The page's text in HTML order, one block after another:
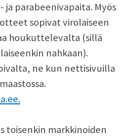
ja parabeenivapaita. Myös
sopivat virolaiseen
houkuttelevalta (sillä
nahkaan).
ne kun nettisivuilla
toisenkin markkinoiden